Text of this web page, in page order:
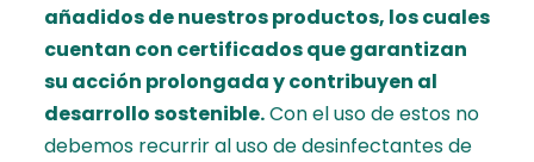
añadidos de nuestros productos, los cuales
cuentan con certificados que garantizan
su acción prolongaday contribuyen al
desarrollo sostenible.Con el uso de estos no
debemos recurrir al uso de desinfectantes de